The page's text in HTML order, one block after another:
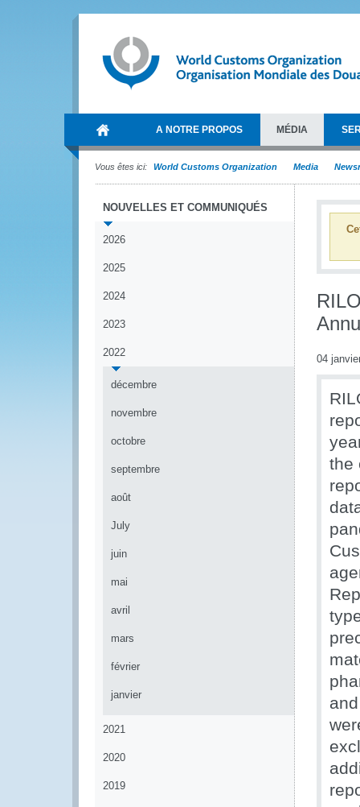
A NOTRE PROPOS MÉDIA
Vous êtes ici: World Customs Organization Media
NOUVELLES ET COMMUNIQUÉS
2026
2025
2024
2023
2022
décembre
novembre
octobre
septembre
août
July
juin
mai
avril
mars
février
janvier
2021
2020
2019
04
the